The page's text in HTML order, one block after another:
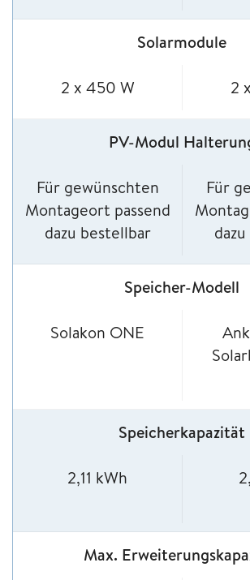
Solarmodule
2 x 450 W 2
PV-Modul
Für gewünschten
Montageort passend
dazu bestellbar
Für
Speicher-Modell
Solakon ONE
Speicherkapazität
2,11 kWh
Max.